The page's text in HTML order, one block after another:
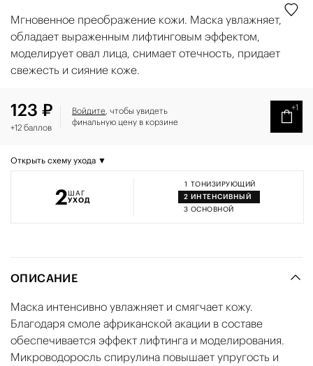
Мгновенное преображение кожи. Маска увлажняет,
обладает выраженным лифтинговым эффектом,
моделирует овал лица, снимает отечность, придает
свежесть и сияние коже.
+12 баллов
123 ₽ Войдите, чтобы увидеть
финальную цену в корзине
+1
Открыть схему ухода ▼
2ШАГ
УХОД
1 ТОНИЗИРУЮЩИЙ
2 ИНТЕНСИВНЫЙ
3 ОСНОВНОЙ
ОПИСАНИЕ
Маска интенсивно увлажняет и смягчает кожу.
Благодаря смоле африканской акации в составе
обеспечивается эффект лифтинга и моделирования.
Микроводоросль спирулина повышает упругость и